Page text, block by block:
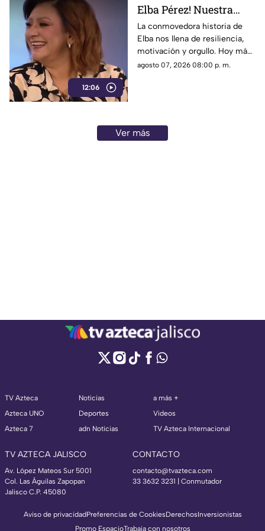
12:06
Elba Pérez! Nuestra
nueva Reina en el foro
de 'Cada mañana'
La conmovedora historia de
Elba nos llena de resiliencia,
motivación y orgullo. Hoy más
que nunca brilla tanto por
agosto 07, 2026 08:00 p. m.
Ver más
TV Azteca
Azteca UNO
Azteca 7
Noticias
Deportes
adn Noticias
a más +
Videos
TV Azteca Internacional
TV AZTECA JALISCO
Av. López Mateos Sur 5001
Col. Las Águilas Zapopan
Jalisco C.P. 45080
CONTACTO
contacto@tvazteca.com
33 3632 3231 | Conmutador
Aviso de privacidadPreferencias de CookiesDerechosInversionistas
Promo EspacioTrabaja con nosotros